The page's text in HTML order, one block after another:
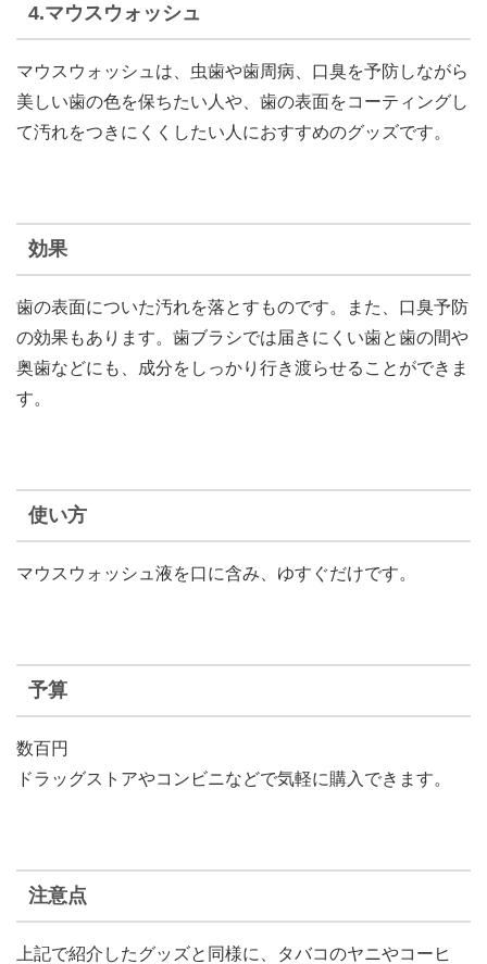
4.マウスウォッシュ
マウスウォッシュは、虫歯や歯周病、口臭を予防しながら
美しい歯の色を保ちたい人や、歯の表面をコーティングし
て汚れをつきにくくしたい人におすすめのグッズです。
効果
歯の表面についた汚れを落とすものです。また、口臭予防
の効果もあります。歯ブラシでは届きにくい歯と歯の間や
奥歯などにも、成分をしっかり行き渡らせることができま
す。
使い方
マウスウォッシュ液を口に含み、ゆすぐだけです。
予算
数百円
ドラッグストアやコンビニなどで気軽に購入できます。
注意点
上記で紹介したグッズと同様に、タバコのヤニやコーヒ